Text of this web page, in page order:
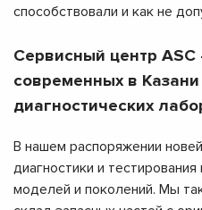
способствовали и как не
Сервисный центр
современных в
диагностических
В нашем распоряжении
диагностики и
моделей и поколений. Мы